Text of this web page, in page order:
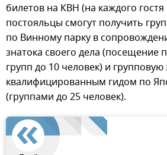
билетов на КВН (на каждого
постояльцы смогут получить
по Винному парку в
знатока своего дела (посещение
групп до 10 человек) и групповую
квалифицированным гидом по
(группами до 25 человек).